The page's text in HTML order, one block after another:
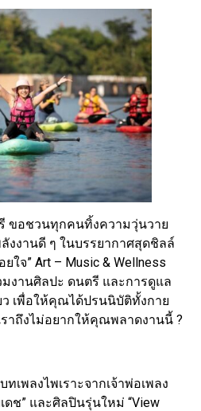
ขอชวนทุกคนทิ้งความวุ่นวาย
งงานดี ๆ ในบรรยากาศสุดชิลล์
ใจ” Art – Music & Wellness
งานศิลปะ ดนตรี และการดูแล
เพื่อให้คุณได้ปรนนิบัติทั้งกาย
าถึงไม่อยากให้คุณพลาดงานนี้ ?
เพลงไพเราะจากเจ้าพ่อเพลง
ดช” และศิลปินรุ่นใหม่ “View